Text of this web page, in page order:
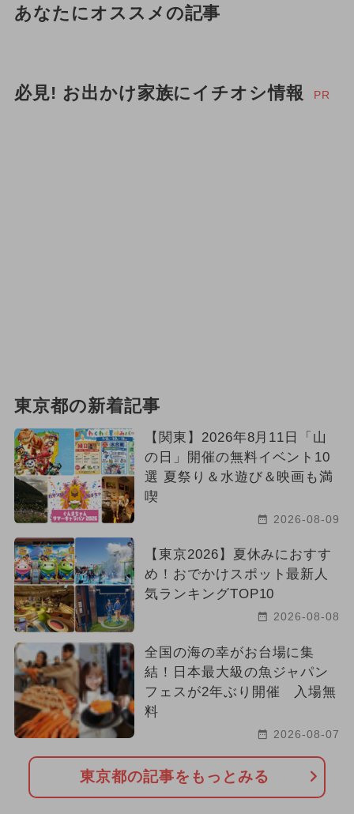
あなたにオススメの記事
必見! お出かけ家族にイチオシ情報 PR
東京都の新着記事
【関東】2026年8月11日「山
の日」開催の無料イベント10
選 夏祭り＆水遊び＆映画も満
喫
2026-08-09
【東京2026】夏休みにおすす
め！おでかけスポット最新人
気ランキングTOP10
2026-08-08
全国の海の幸がお台場に集
結！日本最大級の魚ジャパン
フェスが2年ぶり開催 入場無
料
2026-08-07
東京都の記事をもっとみる